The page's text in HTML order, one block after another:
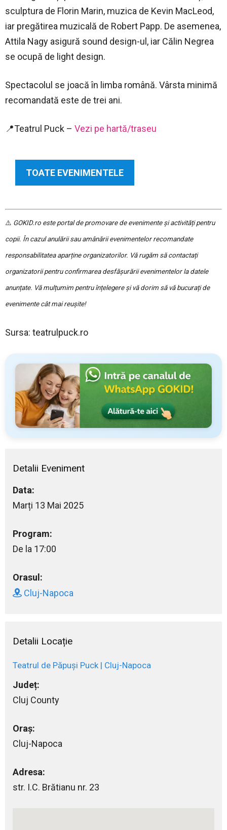
sculptura de Florin Marin, muzica de Kevin MacLeod,
iar pregătirea muzicală de Robert Papp. De asemenea,
Attila Nagy asigură sound design-ul, iar Călin Negrea
se ocupă de light design.
Spectacolul se joacă în limba română. Vârsta minimă
recomandată este de trei ani.
📍Teatrul Puck – Vezi pe hartă/traseu
TOATE EVENIMENTELE
⚠️ GOKID.ro este portal de promovare de evenimente și activități pentru
copii. În cazul anulării sau amânării evenimentelor recomandate
responsabilitatea aparține organizatorilor. Vă rugăm să contactați
organizatorii pentru confirmarea desfășurării evenimentelor la datele
anunțate. Vă mulțumim pentru înțelegere și vă dorim să vă bucurați de
evenimente cât mai reușite!
Sursa: teatrulpuck.ro
Detalii Eveniment
Data:
Marți 13 Mai 2025
Program:
De la 17:00
Orasul:
Cluj-Napoca
Detalii Locație
Teatrul de Păpuși Puck | Cluj-Napoca
Județ:
Cluj County
Oraș:
Cluj-Napoca
Adresa:
str. I.C. Brătianu nr. 23